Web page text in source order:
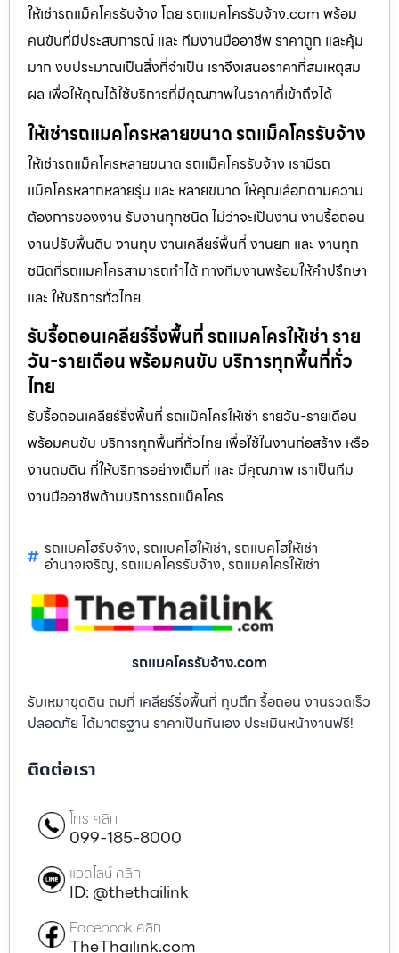
ให้เช่ารถแม็คโครรับจ้าง โดย รถแมคโครรับจ้าง.com พร้อม
คนขับที่มีประสบการณ์ และ ทีมงานมืออาชีพ ราคาถูก และคุ้ม
มาก งบประมาณเป็นสิ่งที่จำเป็น เราจึงเสนอราคาที่สมเหตุสม
ผล เพื่อให้คุณได้ใช้บริการที่มีคุณภาพในราคาที่เข้าถึงได้
ให้เช่ารถแมคโครหลายขนาด รถแม็คโครรับจ้าง
ให้เช่ารถแม็คโครหลายขนาด รถแม็คโครรับจ้าง เรามีรถ
แม็คโครหลากหลายรุ่น และ หลายขนาด ให้คุณเลือกตามความ
ต้องการของงาน รับงานทุกชนิด ไม่ว่าจะเป็นงาน งานรื้อถอน
งานปรับพื้นดิน งานทุบ งานเคลียร์พื้นที่ งานยก และ งานทุก
ชนิดที่รถแมคโครสามารถทำได้ ทางทีมงานพร้อมให้คำปรึกษา
และ ให้บริการทั่วไทย
รับรื้อถอนเคลียร์ริ่งพื้นที่ รถแมคโครให้เช่า ราย
วัน-รายเดือน พร้อมคนขับ บริการทุกพื้นที่ทั่ว
ไทย
รับรื้อถอนเคลียร์ริ่งพื้นที่ รถแม็คโครให้เช่า รายวัน-รายเดือน
พร้อมคนขับ บริการทุกพื้นที่ทั่วไทย เพื่อใช้ในงานก่อสร้าง หรือ
งานถมดิน ที่ให้บริการอย่างเต็มที่ และ มีคุณภาพ เราเป็นทีม
งานมืออาชีพด้านบริการรถแม็คโคร
รถแบคโฮรับจ้าง, รถแบคโฮให้เช่า, รถแบคโฮให้เช่า
อำนาจเจริญ, รถแมคโครรับจ้าง, รถแมคโครให้เช่า
รถแมคโครรับจ้าง.com
รับเหมาขุดดิน ถมที่ เคลียร์ริ่งพื้นที่ ทุบตึก รื้อถอน งานรวดเร็ว
ปลอดภัย ได้มาตรฐาน ราคาเป็นกันเอง ประเมินหน้างานฟรี!
ติดต่อเรา
โทร คลิก
099-185-8000
แอดไลน์ คลิก
ID: @thethailink
Facebook คลิก
TheThailink.com